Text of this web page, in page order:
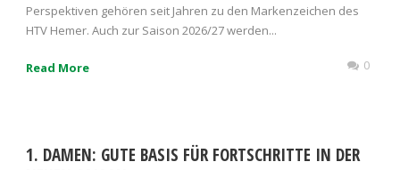
Perspektiven gehören seit Jahren zu den Markenzeichen des
HTV Hemer. Auch zur Saison 2026/27 werden...
Read More 0
1. DAMEN: GUTE BASIS FÜR FORTSCHRITTE IN DER